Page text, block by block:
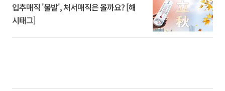
입추매직 '불발', 처서매직은 올까요? [해
시태그]